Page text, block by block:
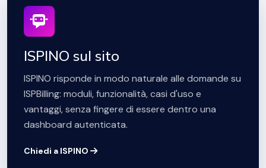
ISPINO sul sito
ISPINO risponde in modo naturale alle domande su
ISPBilling: moduli, funzionalità, casi d'uso e
vantaggi, senza fingere di essere dentro una
dashboard autenticata.
Chiedi a ISPINO